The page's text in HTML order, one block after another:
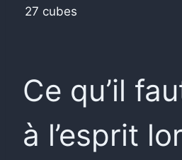
27 cubes
Ce qu’il
à l’esprit